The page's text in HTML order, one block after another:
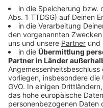
schlechte Nachrichten:
bei der WM in Katar,
UEFA zieht damit auch
Champions-League-
und dem FC Liverpool.
einer halben Stunde
vor dem Stade de
abgespielt hatten.
nicht in die riesige